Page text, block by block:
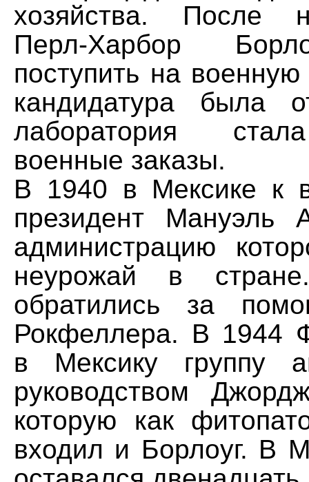
хозяйства. После
Перл-Харбор
поступить на
кандидатура была
лаборатория
военные заказы.
В 1940 в Мексике к
президент Мануэль
администрацию
неурожай в
обратились за
Рокфеллера. В 1944
в Мексику группу
руководством
которую как
входил и Борлоуг. В